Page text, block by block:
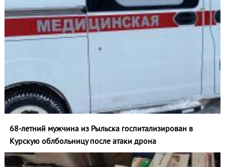
68-летний мужчина из Рыльска госпитализирован в
Курскую облбольницу после атаки дрона